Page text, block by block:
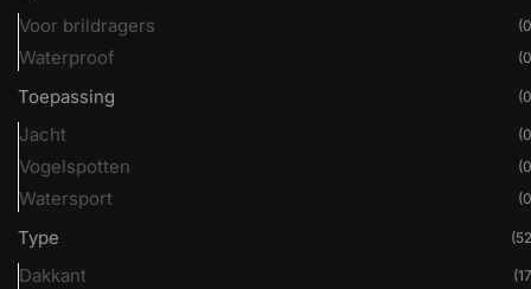
Voor brildragers
Waterproof
Toepassing
Jacht
Vogelspotten
Watersport
Type
Dakkant